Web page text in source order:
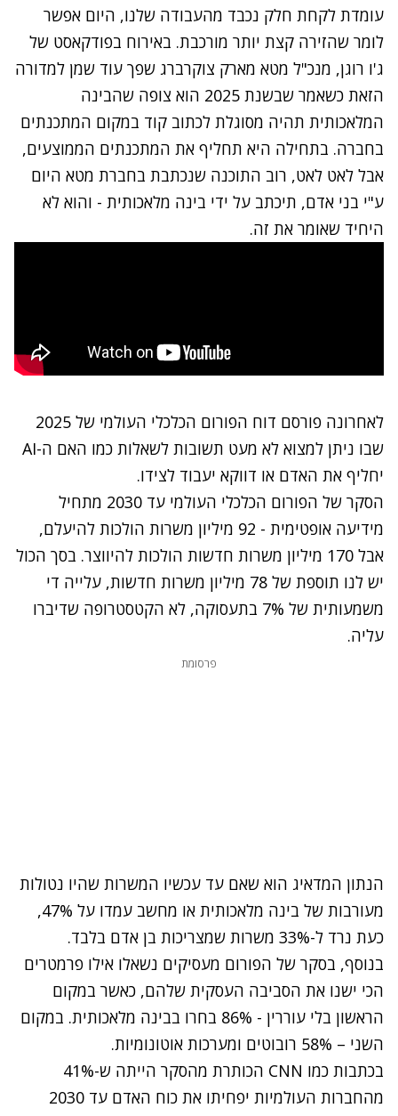
עומדת לקחת חלק נכבד מהעבודה שלנו, היום אפשר
לומר שהזירה קצת יותר מורכבת. באירוח בפודקאסט של
ג'ו רוגן, מנכ"ל מטא מארק צוקרברג שפך עוד שמן למדורה
הזאת כשאמר שבשנת 2025 הוא צופה שהבינה
המלאכותית תהיה מסוגלת לכתוב קוד במקום המתכנתים
בחברה. בתחילה היא תחליף את המתכנתים הממוצעים,
אבל לאט לאט, רוב התוכנה שנכתבת בחברת מטא היום
ע"י בני אדם, תיכתב על ידי בינה מלאכותית - והוא לא
היחיד שאומר את זה.
לאחרונה פורסם דוח הפורום הכלכלי העולמי של 2025
שבו ניתן למצוא לא מעט תשובות לשאלות כמו האם ה-AI
יחליף את האדם או דווקא יעבוד לצידו.
הסקר של הפורום הכלכלי העולמי עד 2030 מתחיל
מידיעה אופטימית - 92 מיליון משרות הולכות להיעלם,
אבל 170 מיליון משרות חדשות הולכות להיווצר. בסך הכול
יש לנו תוספת של 78 מיליון משרות חדשות, עלייה די
משמעותית של 7% בתעסוקה, לא הקטסטרופה שדיברו
עליה.
פרסומת
הנתון המדאיג הוא שאם עד עכשיו המשרות שהיו נטולות
מעורבות של בינה מלאכותית או מחשב עמדו על 47%,
כעת נרד ל-33% משרות שמצריכות בן אדם בלבד.
בנוסף, בסקר של הפורום מעסיקים נשאלו אילו פרמטרים
הכי ישנו את הסביבה העסקית שלהם, כאשר במקום
הראשון בלי עוררין - 86% בחרו בבינה מלאכותית. במקום
השני – 58% רובוטים ומערכות אוטונומיות.
בכתבות כמו CNN
הכותרת מהסקר הייתה ש-41%
מהחברות העולמיות יפחיתו את כוח האדם עד 2030